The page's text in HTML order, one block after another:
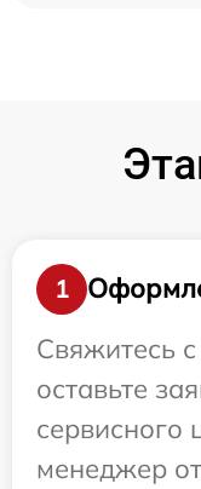
1
Свяжитесь
оставьте
сервисного
менеджер